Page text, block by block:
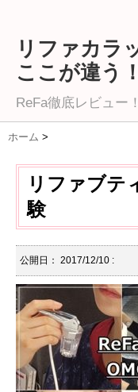
リファカラ
ここが違う！
ReFa徹底レビュー！
ホーム >
リファブテ
験
公開日： 2017/12/10 :